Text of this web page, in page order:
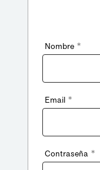
Nombre *
Email *
Contraseña *